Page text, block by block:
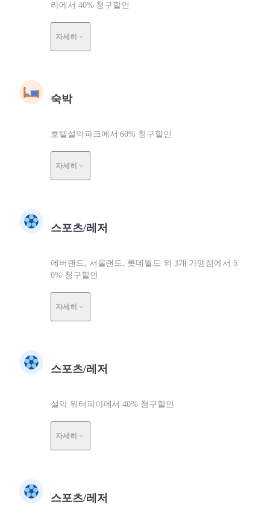
라에서 40% 청구할인
자세히
숙박
호텔설악파크에서 60% 청구할인
자세히
스포츠/레저
에버랜드, 서울랜드, 롯데월드 외 3개 가맹점에서 5
0% 청구할인
자세히
스포츠/레저
설악 워터피아에서 40% 청구할인
자세히
스포츠/레저